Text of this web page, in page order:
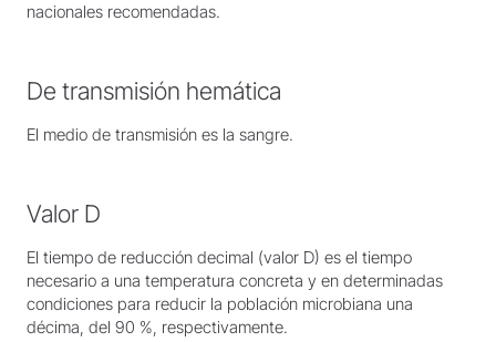
nacionales recomendadas.
De transmisión hemática
El medio de transmisión es la sangre.
Valor D
El tiempo de reducción decimal (valor D) es el tiempo
necesario a una temperatura concreta y en determinadas
condiciones para reducir la población microbiana una
décima, del 90 %, respectivamente.